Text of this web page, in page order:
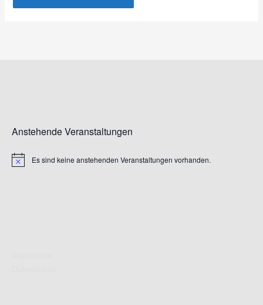
Anstehende Veranstaltungen
HinweisEs sind keine anstehenden Veranstaltungen vorhanden.